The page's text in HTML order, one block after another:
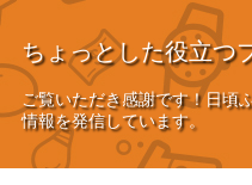
ちょっとした役立つ
ご覧いただき感謝です！日頃
情報を発信しています。